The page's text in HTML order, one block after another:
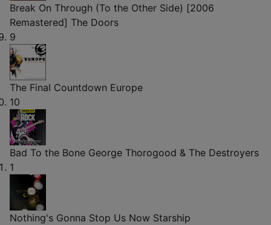
Break On Through (To the Other Side) [2006
Remastered] The Doors
9
The Final Countdown Europe
10
Bad To the Bone George Thorogood & The Destroyers
1
Nothing's Gonna Stop Us Now Starship